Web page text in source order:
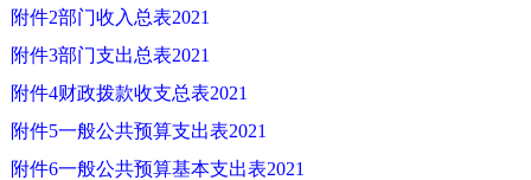
附件2部门收入总表2021
附件3部门支出总表2021
附件4财政拨款收支总表2021
附件5一般公共预算支出表2021
附件6一般公共预算基本支出表2021